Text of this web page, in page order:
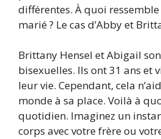
différentes. À quoi
marié ? Le cas d’Abby et
Brittany Hensel et Abigail
bisexuelles. Ils ont 31 ans et
leur vie. Cependant, cela
monde à sa place. Voilà à
quotidien. Imaginez un
corps avec votre frère ou